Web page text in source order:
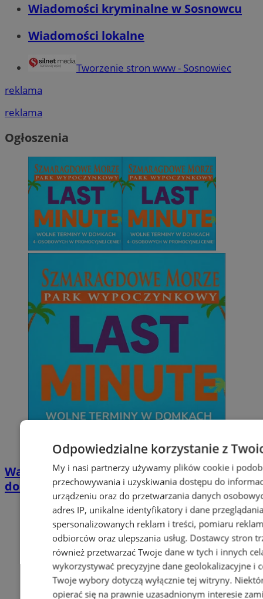
Wiadomości kryminalne w Sosnowcu
Wiadomości lokalne
Tworzenie stron www - Sosnowiec
reklama
reklama
Ogłoszenia
Wakacyjny wypoczynek nad Bałtykiem w
domkach Szmaragdowe Morze
Odpowiedzialne korzystanie z
My i nasi partnerzy używamy plików cookie i
przechowywania i uzyskiwania dostępu do
urządzeniu oraz do przetwarzania danych
adres IP, unikalne identyfikatory i dane
spersonalizowanych reklam i treści, pomiaru
odbiorców oraz ulepszania usług. Dostawcy stron
również przetwarzać Twoje dane w tych i innych
wykorzystywać precyzyjne dane geolokalizacyjne i
Twoje wybory dotyczą wyłącznie tej witryny.
opierać się na prawnie uzasadnionym interesie